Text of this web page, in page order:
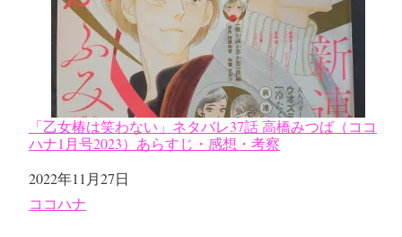
「乙女椿は笑わない」ネタバレ37話 高橋みつば（ココ
ハナ1月号2023）あらすじ・感想・考察
日付
2022年11月27日
関連理由
ココハナ